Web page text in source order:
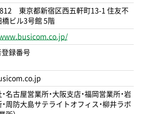
東京都新宿区西五軒町13-1 住友不
橋ビル3号館 5階
登録番号
名古屋営業所・大阪支店・福岡営業所・岩
・周防大島サテライトオフィス・柳井ラボ